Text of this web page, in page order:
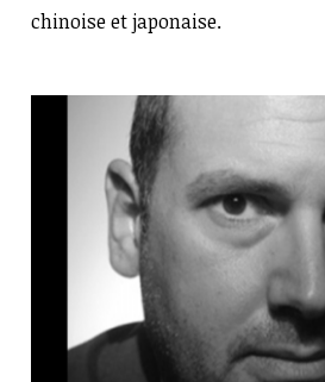
chinoise et japonaise.